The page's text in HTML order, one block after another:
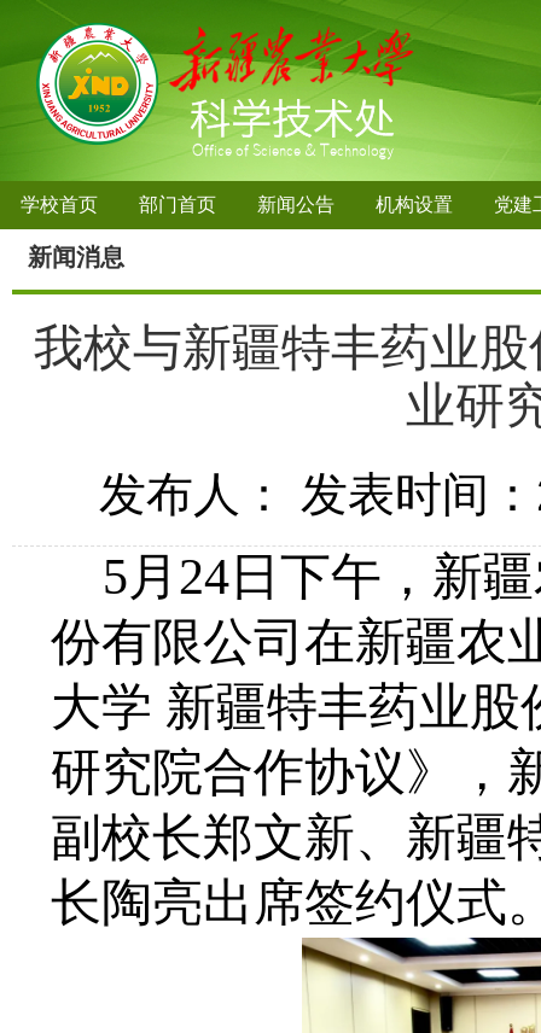
学校首页 部门首页 新闻公告 机构设置 党建
新闻消息
我校与新疆特丰药业
业研
发布人： 发表时间
5月24日下午，新
份有限公司在新疆农
大学 新疆特丰药业
研究院合作协议》，
副校长郑文新、新疆
长陶亮出席签约仪式